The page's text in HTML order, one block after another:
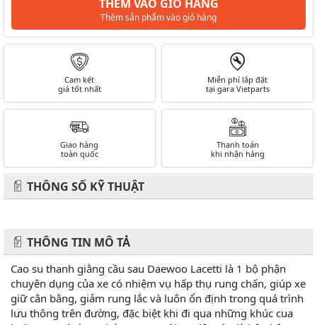
THÊM VÀO GIỎ HÀNG
Thêm sản phẩm vào giỏ hàng
Cam kết
giá tốt nhất
Miễn phí lắp đặt
tại gara Vietparts
Giao hàng
toàn quốc
Thanh toán
khi nhận hàng
THÔNG SỐ KỸ THUẬT
THÔNG TIN MÔ TẢ
Cao su thanh giằng cầu sau Daewoo Lacetti là 1 bộ phận
chuyên dụng của xe có nhiệm vụ hấp thụ rung chấn, giúp xe
giữ cân bằng, giảm rung lắc và luôn ổn định trong quá trình
lưu thông trên đường, đặc biệt khi đi qua những khúc cua